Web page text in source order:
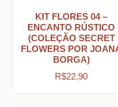
Country Primitivo
Cozinha – Chá – Café
KIT FLORES 04 –
ENCANTO RÚSTICO
(COLEÇÃO SECRET
FLOWERS POR
BORGA)
R$22,90